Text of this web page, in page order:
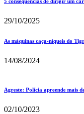
29/10/2025
As máquinas caça-níqueis do
14/08/2024
Agreste: Polícia apreende mais
02/10/2023